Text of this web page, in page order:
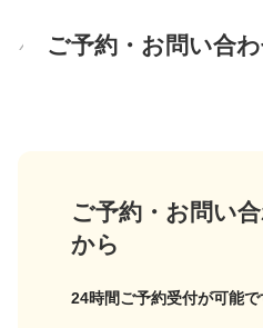
ご予約・お問い合わ
ご予約・お問い
から
24時間ご予約受付が可能で